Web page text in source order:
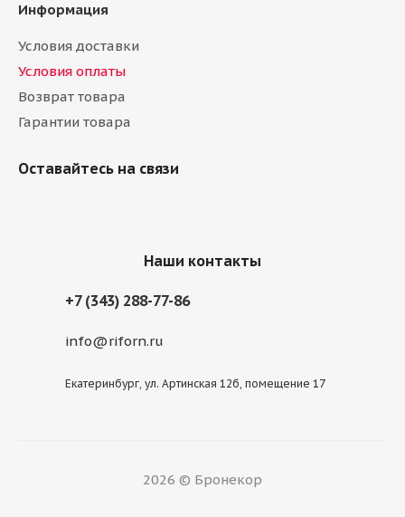
Информация
Условия доставки
Условия оплаты
Возврат товара
Гарантии товара
Оставайтесь на связи
Наши контакты
+7 (343) 288-77-86
info@riforn.ru
Екатеринбург, ул. Артинская 12б, помещение 17
2026 © Бронекор